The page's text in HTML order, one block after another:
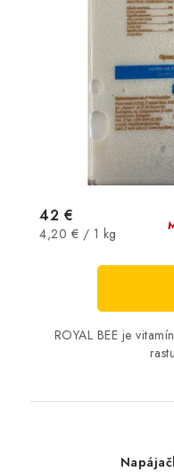
42 €
Jednotková
4,20 € / 1 kg
ROYAL BEE je